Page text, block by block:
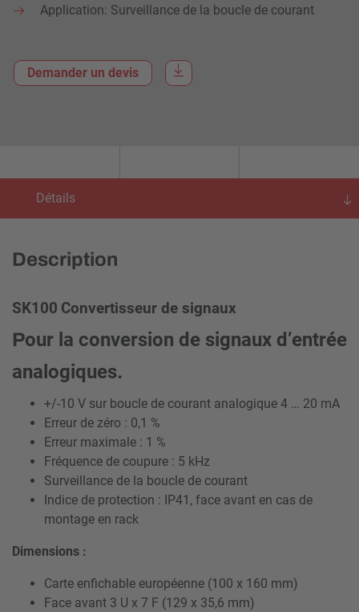
Application: Surveillance de la boucle de courant
Demander un devis
Détails
Description
SK100 Convertisseur de signaux
Pour la conversion de signaux d’entrée
analogiques.
+/-10 V sur boucle de courant analogique 4 … 20 mA
Erreur de zéro : 0,1 %
Erreur maximale : 1 %
Fréquence de coupure : 5 kHz
Surveillance de la boucle de courant
Indice de protection : IP41, face avant en cas de
montage en rack
Dimensions :
Carte enfichable européenne (100 x 160 mm)
Face avant 3 U x 7 F (129 x 35,6 mm)